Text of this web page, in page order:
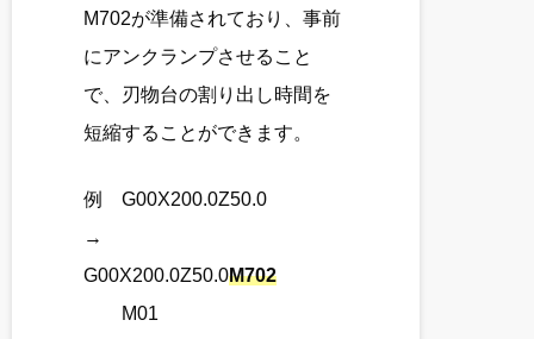
M702が準備されており、事前
にアンクランプさせること
で、刃物台の割り出し時間を
短縮することができます。
例 G00X200.0Z50.0
→
G00X200.0Z50.0M702
M01